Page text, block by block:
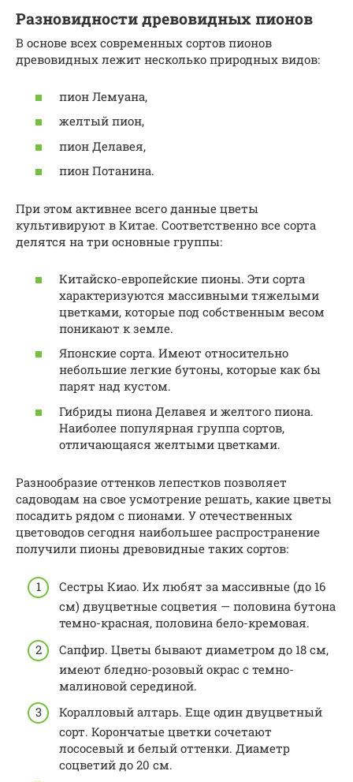
Разновидности древовидных пионов
В основе всех современных сортов пионов
древовидных лежит несколько природных видов:
пион Лемуана,
желтый пион,
пион Делавея,
пион Потанина.
При этом активнее всего данные цветы
культивируют в Китае. Соответственно все сорта
делятся на три основные группы:
Китайско-европейские пионы. Эти сорта
характеризуются массивными тяжелыми
цветками, которые под собственным весом
поникают к земле.
Японские сорта. Имеют относительно
небольшие легкие бутоны, которые как бы
парят над кустом.
Гибриды пиона Делавея и желтого пиона.
Наиболее популярная группа сортов,
отличающаяся желтыми цветками.
Разнообразие оттенков лепестков позволяет
садоводам на свое усмотрение решать, какие цветы
посадить рядом с пионами. У отечественных
цветоводов сегодня наибольшее распространение
получили пионы древовидные таких сортов:
Сестры Киао. Их любят за массивные (до 16
см) двуцветные соцветия — половина бутона
темно-красная, половина бело-кремовая.
Сапфир. Цветы бывают диаметром до 18 см,
имеют бледно-розовый окрас с темно-
малиновой серединой.
Коралловый алтарь. Еще один двуцветный
сорт. Корончатые цветки сочетают
лососевый и белый оттенки. Диаметр
соцветий до 20 см.